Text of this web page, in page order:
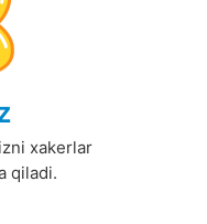
xakerlar
qiladi.